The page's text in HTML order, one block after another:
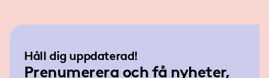
Håll dig uppdaterad!
Prenumerera och få nyheter,